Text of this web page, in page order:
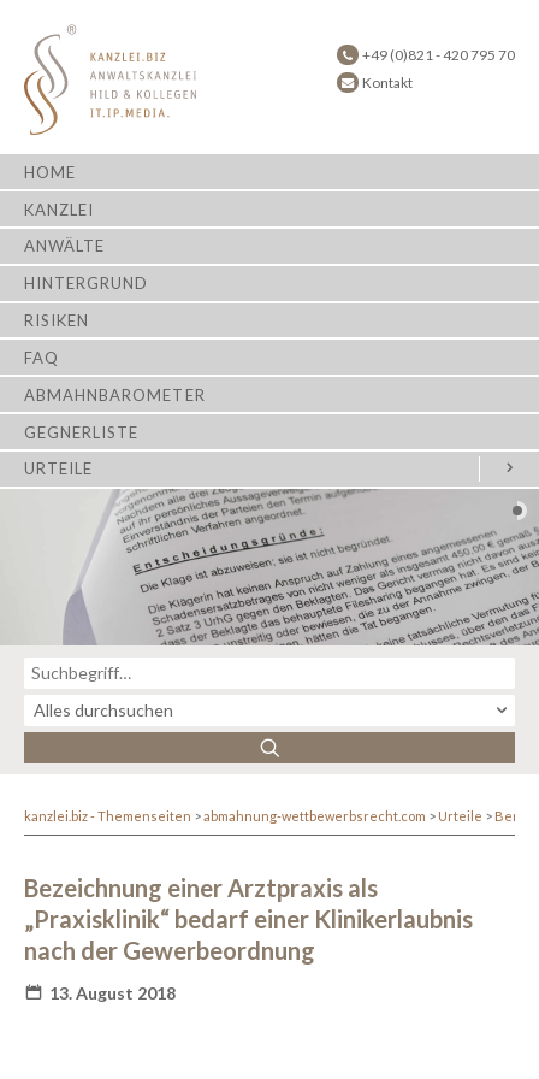
+49 (0)821 - 420 795 70
Kontakt
HOME
KANZLEI
ANWÄLTE
HINTERGRUND
RISIKEN
FAQ
ABMAHNBAROMETER
GEGNERLISTE
URTEILE
kanzlei.biz - Themenseiten abmahnung-wettbewerbsrecht.com Urteile
Bezeichnung einer Arztpraxis als
„Praxisklinik“ bedarf einer Klinikerlaubnis
nach der Gewerbeordnung
13. August 2018